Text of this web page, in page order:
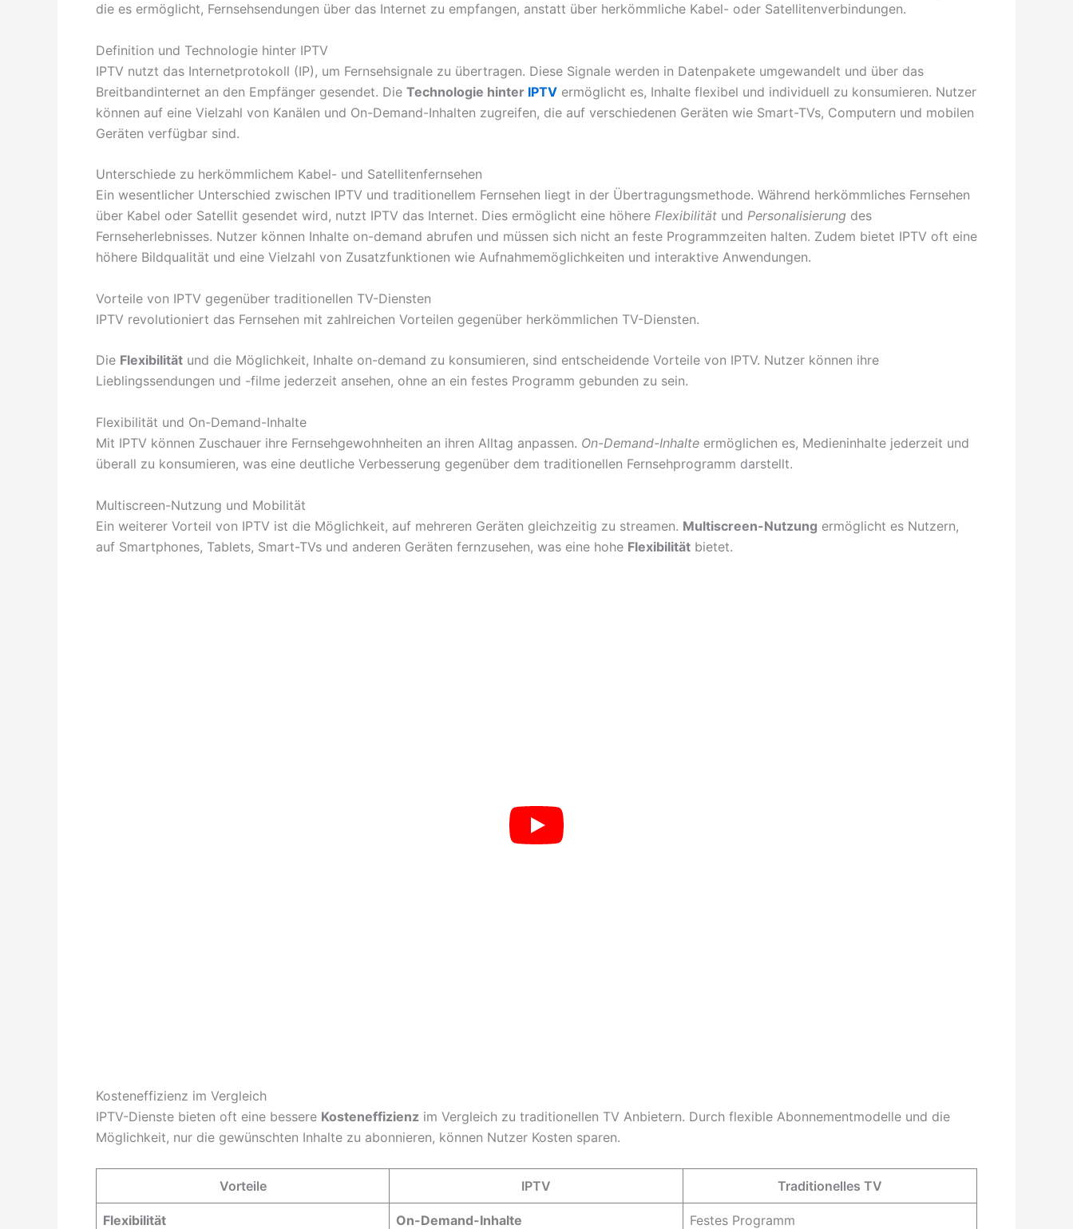
die es ermöglicht, Fernsehsendungen über das Internet zu empfangen, anstatt über herkömmliche Kabel- oder Satellitenverbindungen.
Definition und Technologie hinter IPTV
IPTV nutzt das Internetprotokoll (IP), um Fernsehsignale zu übertragen. Diese Signale werden in Datenpakete umgewandelt und über das
Breitbandinternet an den Empfänger gesendet. Die Technologie hinter IPTV ermöglicht es, Inhalte flexibel und individuell zu konsumieren. Nutzer
können auf eine Vielzahl von Kanälen und On-Demand-Inhalten zugreifen, die auf verschiedenen Geräten wie Smart-TVs, Computern und mobilen
Geräten verfügbar sind.
Unterschiede zu herkömmlichem Kabel- und Satellitenfernsehen
Ein wesentlicher Unterschied zwischen IPTV und traditionellem Fernsehen liegt in der Übertragungsmethode. Während herkömmliches Fernsehen
über Kabel oder Satellit gesendet wird, nutzt IPTV das Internet. Dies ermöglicht eine höhere Flexibilität und Personalisierung des
Fernseherlebnisses. Nutzer können Inhalte on-demand abrufen und müssen sich nicht an feste Programmzeiten halten. Zudem bietet IPTV oft eine
höhere Bildqualität und eine Vielzahl von Zusatzfunktionen wie Aufnahmemöglichkeiten und interaktive Anwendungen.
Vorteile von IPTV gegenüber traditionellen TV-Diensten
IPTV revolutioniert das Fernsehen mit zahlreichen Vorteilen gegenüber herkömmlichen TV-Diensten.
Die Flexibilität und die Möglichkeit, Inhalte on-demand zu konsumieren, sind entscheidende Vorteile von IPTV. Nutzer können ihre
Lieblingssendungen und -filme jederzeit ansehen, ohne an ein festes Programm gebunden zu sein.
Flexibilität und On-Demand-Inhalte
Mit IPTV können Zuschauer ihre Fernsehgewohnheiten an ihren Alltag anpassen. On-Demand-Inhalte ermöglichen es, Medieninhalte jederzeit und
überall zu konsumieren, was eine deutliche Verbesserung gegenüber dem traditionellen Fernsehprogramm darstellt.
Multiscreen-Nutzung und Mobilität
Ein weiterer Vorteil von IPTV ist die Möglichkeit, auf mehreren Geräten gleichzeitig zu streamen. Multiscreen-Nutzung ermöglicht es Nutzern,
auf Smartphones, Tablets, Smart-TVs und anderen Geräten fernzusehen, was eine hohe Flexibilität bietet.
Kosteneffizienz im Vergleich
IPTV-Dienste bieten oft eine bessere Kosteneffizienz im Vergleich zu traditionellen TV Anbietern. Durch flexible Abonnementmodelle und die
Möglichkeit, nur die gewünschten Inhalte zu abonnieren, können Nutzer Kosten sparen.
Vorteile IPTV Traditionelles TV
Flexibilität On-Demand-Inhalte Festes Programm